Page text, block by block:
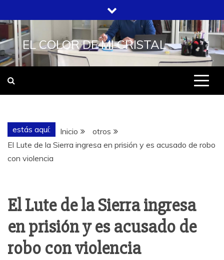
al
contenido
EL COLOR DE MI CRISTAL
estás aquí: Inicio
otros
El Lute de la Sierra ingresa en prisión y es acusado de robo
con violencia
El Lute de la Sierra ingresa
en prisión y es acusado de
robo con violencia